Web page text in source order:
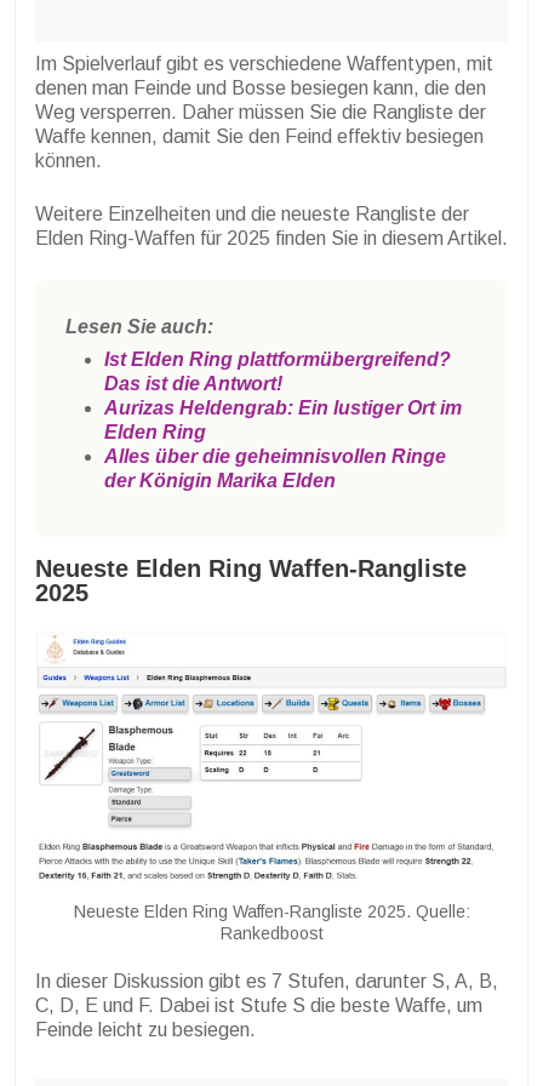
Im Spielverlauf gibt es verschiedene Waffentypen, mit
denen man Feinde und Bosse besiegen kann, die den
Weg versperren. Daher müssen Sie die Rangliste der
Waffe kennen, damit Sie den Feind effektiv besiegen
können.
Weitere Einzelheiten und die neueste Rangliste der
Elden Ring-Waffen für 2025 finden Sie in diesem Artikel.
Lesen Sie auch:
Ist Elden Ring plattformübergreifend?
Das ist die Antwort!
Aurizas Heldengrab: Ein lustiger Ort im
Elden Ring
Alles über die geheimnisvollen Ringe
der Königin Marika Elden
Neueste Elden Ring Waffen-Rangliste
2025
Neueste Elden Ring Waffen-Rangliste 2025. Quelle:
Rankedboost
In dieser Diskussion gibt es 7 Stufen, darunter S, A, B,
C, D, E und F. Dabei ist Stufe S die beste Waffe, um
Feinde leicht zu besiegen.